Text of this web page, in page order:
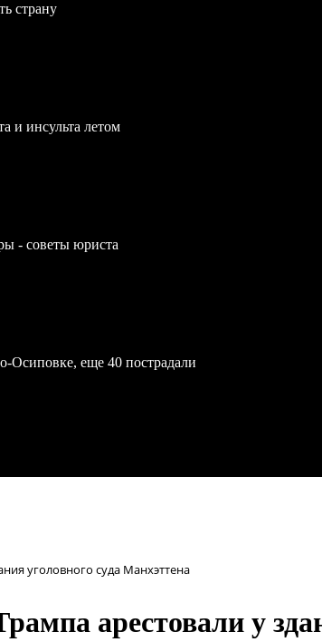
страну
и инсульта летом
- советы юриста
еще 40 пострадали
уголовного суда Манхэттена
арестовали у